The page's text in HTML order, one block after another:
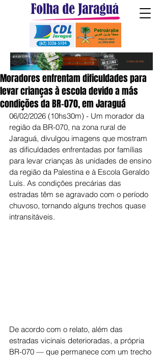
Moradores enfrentam dificuldades para
levar crianças à escola devido a más
condições da BR-070, em Jaraguá
06/02/2026 (10hs30m) - Um morador da
região da BR-070, na zona rural de
Jaraguá, divulgou imagens que mostram
as dificuldades enfrentadas por famílias
para levar crianças às unidades de ensino
da região da Palestina e à Escola Geraldo
Luís. As condições precárias das
estradas têm se agravado com o período
chuvoso, tornando alguns trechos quase
intransitáveis.
De acordo com o relato, além das
estradas vicinais deterioradas, a própria
BR-070 — que permanece com um trecho